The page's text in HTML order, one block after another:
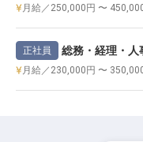
月給／250,000円 〜
正社員 総務・経理・人
月給／230,000円 〜